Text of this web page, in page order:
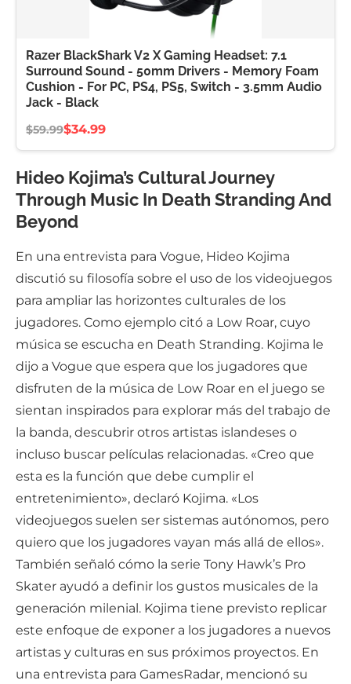
Razer BlackShark V2 X Gaming Headset: 7.1
Surround Sound - 50mm Drivers - Memory Foam
Cushion - For PC, PS4, PS5, Switch - 3.5mm Audio
Jack - Black
$59.99$34.99
Hideo Kojima’s Cultural Journey
Through Music In Death Stranding And
Beyond
En una entrevista para Vogue, Hideo Kojima
discutió su filosofía sobre el uso de los videojuegos
para ampliar las horizontes culturales de los
jugadores. Como ejemplo citó a Low Roar, cuyo
música se escucha en Death Stranding. Kojima le
dijo a Vogue que espera que los jugadores que
disfruten de la música de Low Roar en el juego se
sientan inspirados para explorar más del trabajo de
la banda, descubrir otros artistas islandeses o
incluso buscar películas relacionadas. «Creo que
esta es la función que debe cumplir el
entretenimiento», declaró Kojima. «Los
videojuegos suelen ser sistemas autónomos, pero
quiero que los jugadores vayan más allá de ellos».
También señaló cómo la serie Tony Hawk’s Pro
Skater ayudó a definir los gustos musicales de la
generación milenial. Kojima tiene previsto replicar
este enfoque de exponer a los jugadores a nuevos
artistas y culturas en sus próximos proyectos. En
una entrevista para GamesRadar, mencionó su